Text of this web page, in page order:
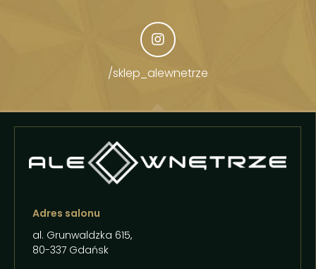
/sklep_alewnetrze
Adres salonu
al. Grunwaldzka 615,
80-337 Gdańsk